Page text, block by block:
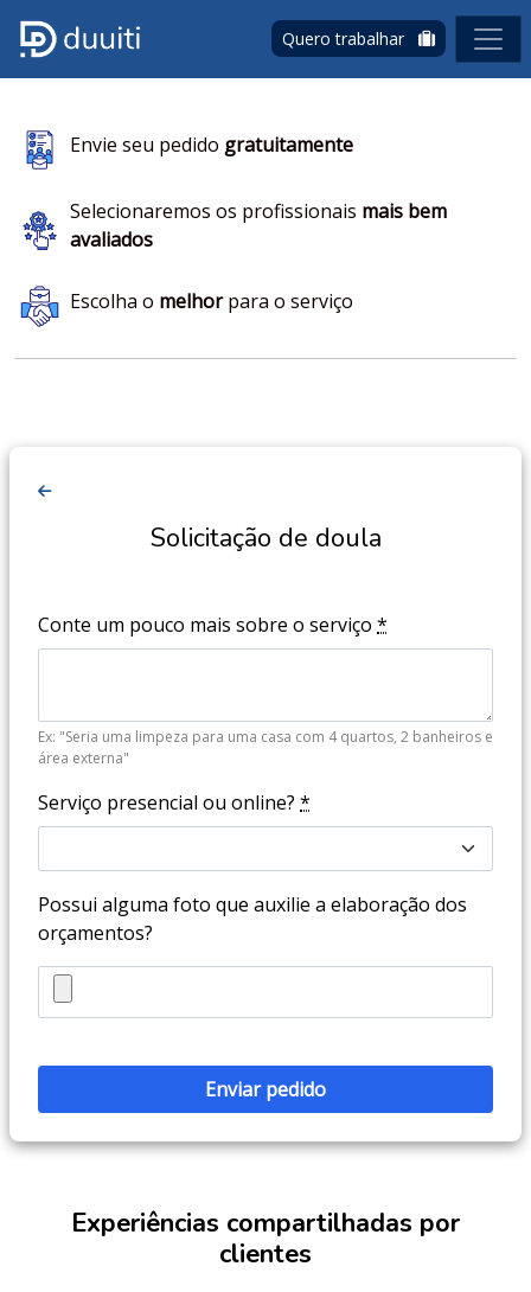
Quero trabalhar
Envie seu pedido gratuitamente
Selecionaremos os profissionais mais bem
avaliados
Escolha o melhorpara o serviço
Solicitação de doula
Conte um pouco mais sobre o serviço *
Ex: "Seria uma limpeza para uma casa com 4 quartos, 2 banheiros e
área externa"
Serviço presencial ou online? *
Possui alguma foto que auxilie a elaboração dos
orçamentos?
Experiências compartilhadas por
clientes